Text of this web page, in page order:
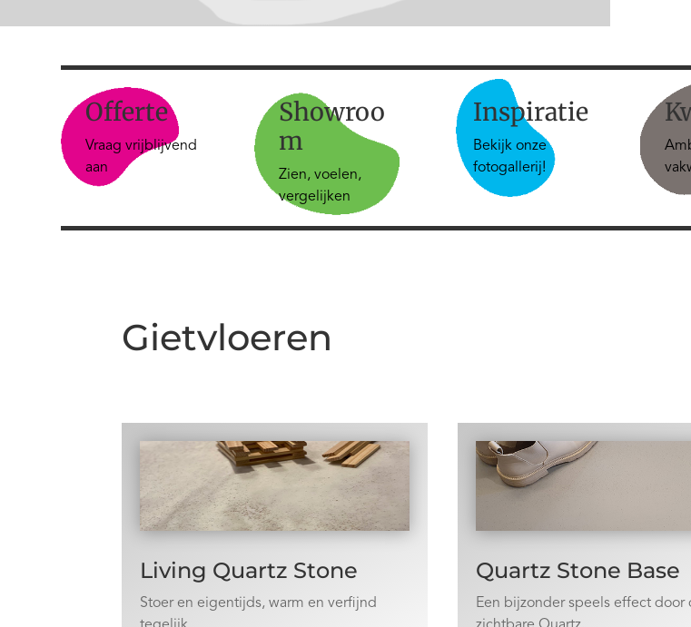
Offerte
Vraag vrijblijvend
aan
Showroo
m
Zien, voelen,
vergelijken
Inspiratie
Bekijk onze
fotogallerij!
Gietvloeren
Living Quartz Stone
Stoer en eigentijds, warm en verfijnd
Quartz Stone Base
Een bijzonder speels effect door